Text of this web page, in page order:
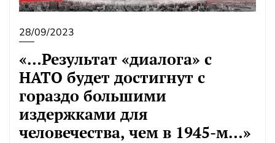
28/09/2023
«…Результат «диалога» с
НАТО будет достигнут с
гораздо большими
издержками для
человечества, чем в 1945-м…»